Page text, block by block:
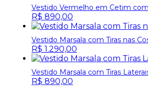
Vestido Vermelho em Cetim
R$ 890,00
Vestido Marsala com Tiras nas
R$ 1.290,00
Vestido Marsala com Tiras
R$ 890,00